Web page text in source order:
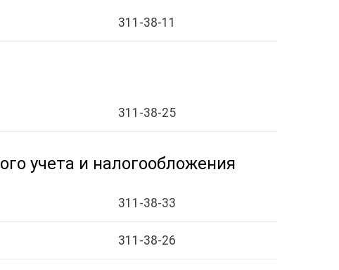
311-38-11
311-38-25
учета и налогообложения
311-38-33
311-38-26